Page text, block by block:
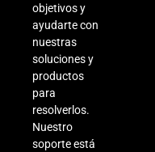
objetivos y
ayudarte con
nuestras
soluciones y
productos
para
resolverlos.
Nuestro
soporte está